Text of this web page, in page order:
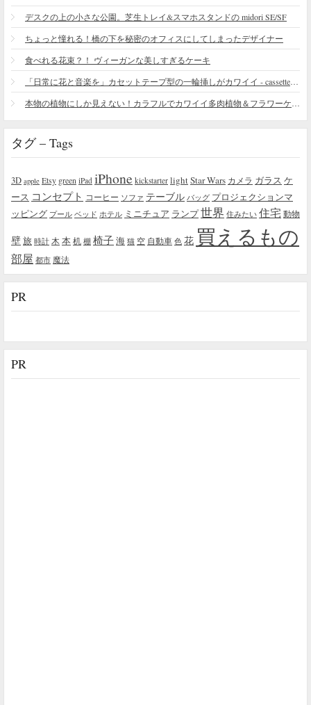
デスクの上の小さな公園。芝生トレイ&スマホスタンドの midori SE/SF
ちょっと憧れる！橋の下を秘密のオフィスにしてしまったデザイナー
食べれる花束？！ ヴィーガンな美しすぎるケーキ
タグ – Tags
3D apple Etsy green iPad iPhone kickstarter lightStar Wars カメラ ガラス ケ
ース コンセプト コーヒー ソファ テーブル バッグ プロジェクションマ
ッピング プール ベッド ホテル ミニチュア ランプ世界 住みたい 住宅 動物
壁旅 時計 木 本机 棚 椅子海 猫 空 自動車 色 花 買えるもの
部屋 都市 魔法
PR
PR